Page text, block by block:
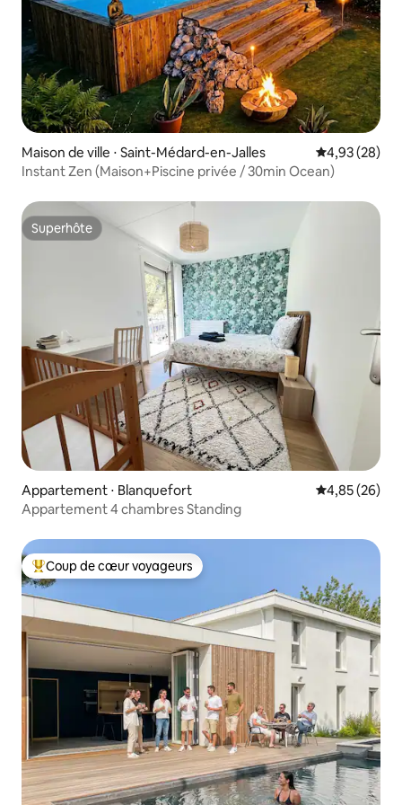
Maison de ville ⋅ Saint-Médard-en-Jalles Évaluation
4,93 (28)
Instant Zen (Maison+Piscine privée / 30min Ocean)
Superhôte
Superhôte
Appartement ⋅ Blanquefort Évaluation
4,85 (26)
Appartement 4 chambres Standing
Coups de cœur voyageurs les plus appréciés
Coup de cœur voyageurs